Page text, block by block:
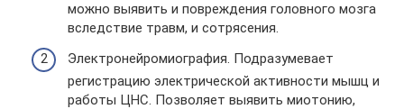
можно выявить и повреждения головного мозга
вследствие травм, и сотрясения.
Электронейромиография. Подразумевает
регистрацию электрической активности мышц и
работы ЦНС. Позволяет выявить миотонию,